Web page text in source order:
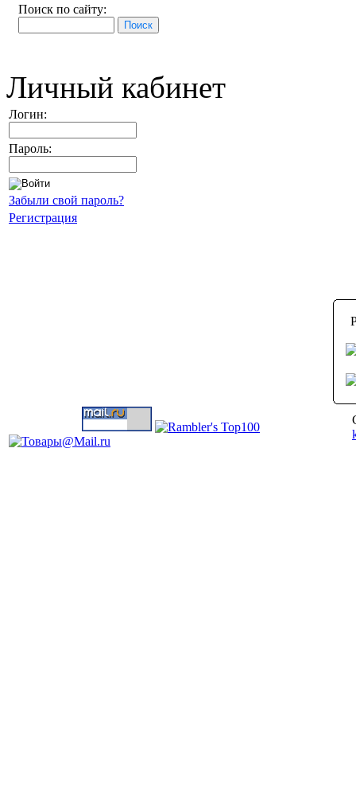
Поиск по сайту:
Личный кабинет
Логин:
Пароль:
Забыли свой пароль?
Регистрация